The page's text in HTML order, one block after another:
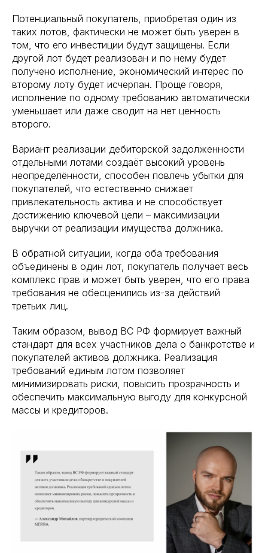
Потенциальный покупатель, приобретая один из
таких лотов, фактически не может быть уверен в
том, что его инвестиции будут защищены. Если
другой лот будет реализован и по нему будет
получено исполнение, экономический интерес по
второму лоту будет исчерпан. Проще говоря,
исполнение по одному требованию автоматически
уменьшает или даже сводит на нет ценность
второго.
Вариант реализации дебиторской задолженности
отдельными лотами создаёт высокий уровень
неопределённости, способен повлечь убытки для
покупателей, что естественно снижает
привлекательность актива и не способствует
достижению ключевой цели – максимизации
выручки от реализации имущества должника.
В обратной ситуации, когда оба требования
объединены в один лот, покупатель получает весь
комплекс прав и может быть уверен, что его права
требования не обесценились из-за действий
третьих лиц.
Таким образом, вывод ВС РФ формирует важный
стандарт для всех участников дела о банкротстве и
покупателей активов должника. Реализация
требований единым лотом позволяет
минимизировать риски, повысить прозрачность и
обеспечить максимальную выгоду для конкурсной
массы и кредиторов.